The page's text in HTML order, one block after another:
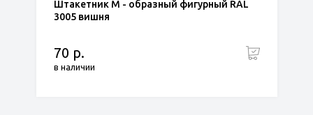
Штакетник М - образный фигурный RAL
3005 вишня
70 р.
в наличии